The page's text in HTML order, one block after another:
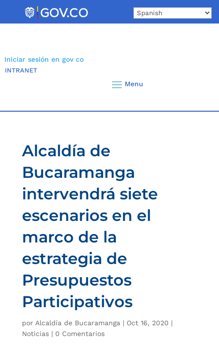
Iniciar sesión en gov co
INTRANET
Alcaldía de
Bucaramanga
intervendrá siete
escenarios en el
marco de la
estrategia de
Presupuestos
Participativos
por Alcaldía de Bucaramanga | Oct 16, 2020 |
Noticias| 0 Comentarios